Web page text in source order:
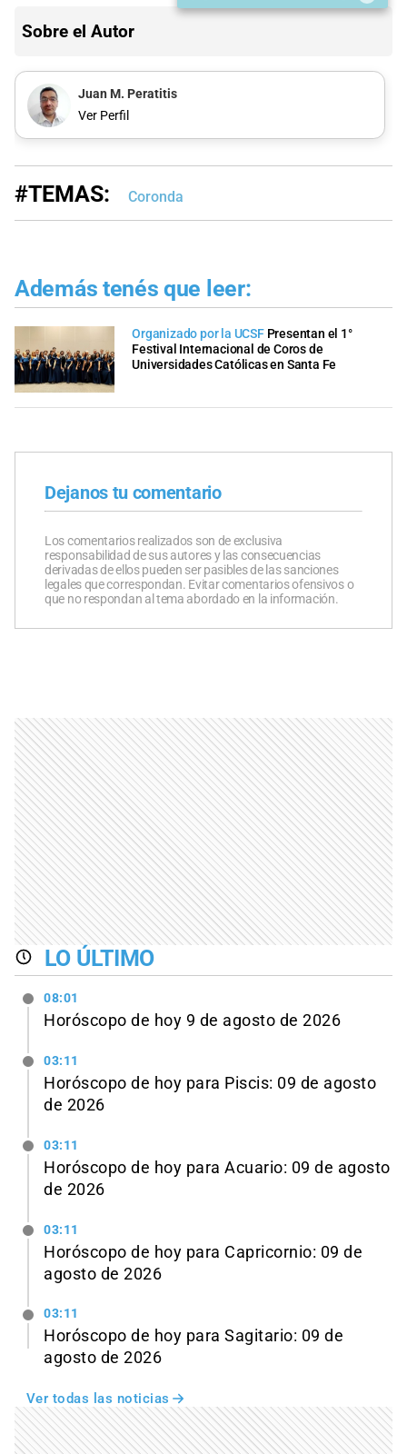
Sobre el Autor
Juan M. Peratitis
Ver Perfil
#TEMAS: Coronda
Además tenés que leer:
Organizado por la UCSF Presentan el 1°
Festival Internacional de Coros de
Universidades Católicas en Santa Fe
Dejanos tu comentario
Los comentarios realizados son de exclusiva
responsabilidad de sus autores y las consecuencias
derivadas de ellos pueden ser pasibles de las sanciones
legales que correspondan. Evitar comentarios ofensivos o
que no respondan al tema abordado en la información.
LO ÚLTIMO
08:01
Horóscopo de hoy 9 de agosto de 2026
03:11
Horóscopo de hoy para Piscis: 09 de agosto
de 2026
03:11
Horóscopo de hoy para Acuario: 09 de agosto
de 2026
03:11
Horóscopo de hoy para Capricornio: 09 de
agosto de 2026
03:11
Horóscopo de hoy para Sagitario: 09 de
agosto de 2026
Ver todas las noticias